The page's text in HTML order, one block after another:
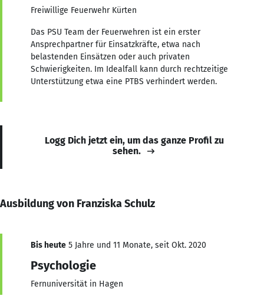
Freiwillige Feuerwehr Kürten
Das PSU Team der Feuerwehren ist ein erster
Ansprechpartner für Einsatzkräfte, etwa nach
belastenden Einsätzen oder auch privaten
Schwierigkeiten. Im Idealfall kann durch rechtzeitige
Unterstützung etwa eine PTBS verhindert werden.
Logg Dich jetzt ein, um das ganze Profil zu
sehen.
Ausbildung von Franziska Schulz
Bis heute 5 Jahre und 11 Monate, seit Okt. 2020
Psychologie
Fernuniversität in Hagen